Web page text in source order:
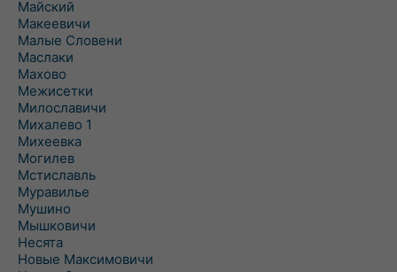
Майский
Макеевичи
Малые Словени
Маслаки
Махово
Межисетки
Милославичи
Михалево 1
Михеевка
Могилев
Мстиславль
Муравилье
Мушино
Мышковичи
Несята
Новые Максимовичи